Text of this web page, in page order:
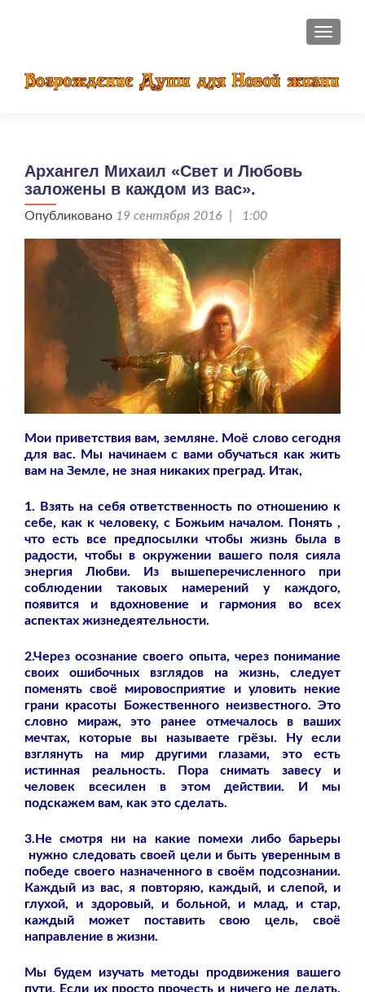
Архангел Михаил «Свет и Любовь
заложены в каждом из вас».
Опубликовано 19 сентября 2016 | 1:00
Мои приветствия вам, земляне. Моё слово сегодня
для вас. Мы начинаем с вами обучаться как жить
вам на Земле, не зная никаких преград. Итак,
1. Взять на себя ответственность по отношению к
себе, как к человеку, с Божьим началом. Понять ,
что есть все предпосылки чтобы жизнь была в
радости, чтобы в окружении вашего поля сияла
энергия Любви. Из вышеперечисленного при
соблюдении таковых намерений у каждого,
появится и вдохновение и гармония во всех
аспектах жизнедеятельности.
2.Через осознание своего опыта, через понимание
своих ошибочных взглядов на жизнь, следует
поменять своё мировосприятие и уловить некие
грани красоты Божественного неизвестного. Это
словно мираж, это ранее отмечалось в ваших
мечтах, которые вы называете грёзы. Ну если
взглянуть на мир другими глазами, это есть
истинная реальность. Пора снимать завесу и
человек всесилен в этом действии. И мы
подскажем вам, как это сделать.
3.Не смотря ни на какие помехи либо барьеры
нужно следовать своей цели и быть уверенным в
победе своего назначенного в своём подсознании.
Каждый из вас, я повторяю, каждый, и слепой, и
глухой, и здоровый, и больной, и млад, и стар,
каждый может поставить свою цель, своё
направление в жизни.
Мы будем изучать методы продвижения вашего
пути. Если их просто прочесть и ничего не делать,